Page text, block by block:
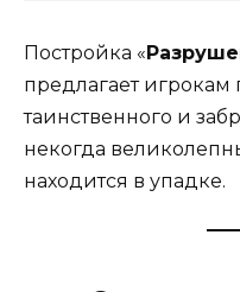
Постройка «
предлагает игрокам
таинственного и
некогда
находится в упадке.